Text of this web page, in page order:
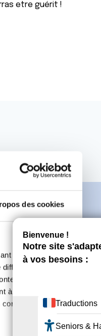
des cookies
des
des
ainsi que de
à l'utilisation de
la
etre guérit !
de créer un compte.